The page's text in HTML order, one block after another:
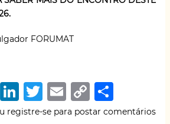
FORUMAT
B
Li
n
T
w
E
m
C
o h
registre-se para postar comentários